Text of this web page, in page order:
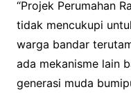
“Projek Perumahan
tidak mencukupi
warga bandar
ada mekanisme lain
generasi muda